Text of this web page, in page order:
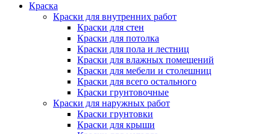
Краска
Краски для внутренних работ
Краски для стен
Краски для потолка
Краски для пола и лестниц
Краски для влажных помещений
Краски для мебели и столешниц
Краски для всего остального
Краски грунтовочные
Краски для наружных работ
Краски грунтовки
Краски для крыши